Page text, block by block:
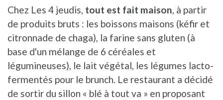
Chez Les 4 jeudis, tout est fait maison, à partir
de produits bruts : les boissons maisons (kéfir et
citronnade de chaga), la farine sans gluten (à
base d'un mélange de 6 céréales et
légumineuses), le lait végétal, les légumes lacto-
fermentés pour le brunch. Le restaurant a décidé
de sortir du sillon « blé à tout va » en proposant